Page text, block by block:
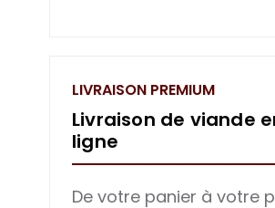
LIVRAISON PREMIUM
Livraison de viande
ligne
De votre panier à votre